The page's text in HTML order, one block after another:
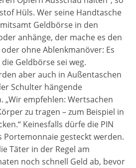
Hüls. Wer seine Handtasche
Geldbörse in den
anhänge, der mache es den
ohne Ablenkmanöver: Es
Geldbörse sei weg.
aber auch in Außentaschen
Schulter hängende
„Wir empfehlen: Wertsachen
zu tragen – zum Beispiel in
Keinesfalls dürfe die PIN
Portemonnaie gesteckt werden.
Täter in der Regel am
noch schnell Geld ab, bevor